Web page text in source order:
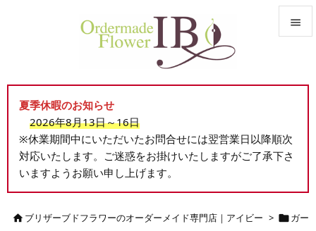


前へ

検索
夏季休暇のお知らせ
2026年8月13日～16日
※休業期間中にいただいたお問合せには翌営業日以降順次
対応いたします。ご迷惑をお掛けいたしますがご了承下さ
いますようお願い申し上げます。
ブリザーブドフラワーのオーダーメイド専門店｜アイビー > ガー